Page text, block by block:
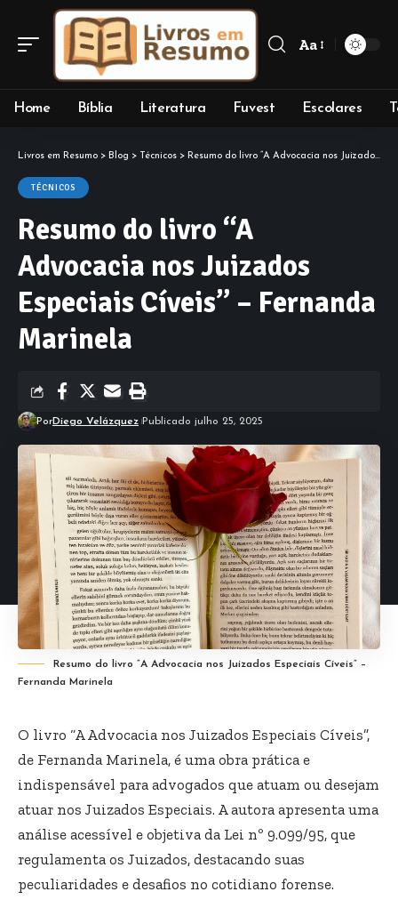
Font
Aa
Home Bíblia Literatura Fuvest Escolares
Livros em Resumo > Blog > Técnicos > Resumo do livro “A Advocacia nos Juizados Especiais Cíveis” – Fernanda Marinela
TÉCNICOS
Resumo do livro “A
Advocacia nos Juizados
Especiais Cíveis” – Fernanda
Marinela
PorDiego Velázquez Publicado julho 25, 2025
Resumo do livro “A Advocacia nos Juizados Especiais Cíveis” –
Fernanda Marinela
O livro “A Advocacia nos Juizados Especiais Cíveis”,
de Fernanda Marinela, é uma obra prática e
indispensável para advogados que atuam ou desejam
atuar nos Juizados Especiais. A autora apresenta uma
análise acessível e objetiva da Lei nº 9.099/95, que
regulamenta os Juizados, destacando suas
peculiaridades e desafios no cotidiano forense.